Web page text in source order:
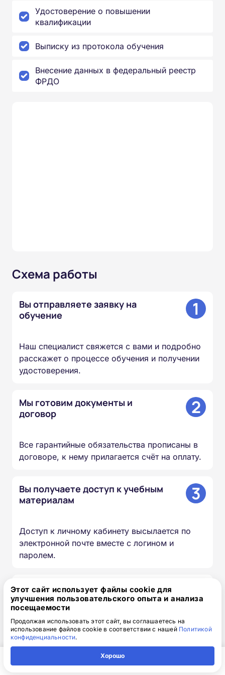
Удостоверение о повышении
квалификации
Выписку из протокола обучения
Внесение данных в федеральный реестр
ФРДО
Схема работы
Вы отправляете заявку на
обучение
1
Наш специалист свяжется с вами и подробно
расскажет о процессе обучения и получении
удостоверения.
Мы готовим документы и
договор
2
Все гарантийные обязательства прописаны в
договоре, к нему прилагается счёт на оплату.
Вы получаете доступ к учебным
материалам
3
Доступ к личному кабинету высылается по
электронной почте вместе с логином и
паролем.
Изучаете материалы курса 4
Проходите лекции, изучаете документы и
презентации, сдаёте итоговый тест — в
удобное для вас время и темпе.
Этот сайт использует файлы cookie для
улучшения пользовательского опыта и анализа
посещаемости
Продолжая использовать этот сайт, вы соглашаетесь на
использование файлов cookie в соответствии с нашей Политикой
конфиденциальности.
Хорошо